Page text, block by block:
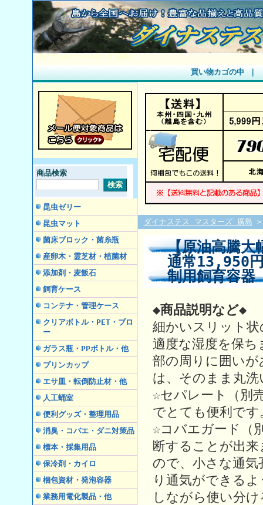
ダイナステス マスターズ 廣島
買い物カゴの中
商品検索
昆虫ゼリー
昆虫マット
菌床ブロック・菌糸瓶
産卵木・霊芝材・植菌材
添加剤・麦飯石
飼育ケース
コンテナ・管理ケース
クリアボトル・PET・ブロ
ー
ガラス瓶・PPボトル・他
プリンカップ
エサ皿・転倒防止材・他
人工蛹室
便利グッズ・整理用品
消臭・コバエ・ダニ対策品
標本・採集用品
保冷剤・カイロ
梱包資材・発泡容器
業務用電化製品・他
ダイナステス マスターズ 廣島
【原油高騰大
通常13,950
制用飼育容
◆商品説明など◆
細かいスリット
適度な湿度を保
部の周りに囲い
は、そのまま丸
☆セパレート（別
でとても便利です
☆コバエガード（
断することが出
ので、小さな通
り通気ができる
しながら使い分